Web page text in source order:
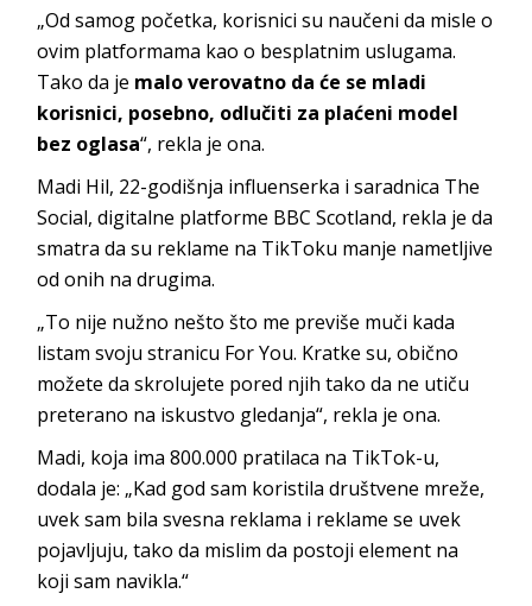
„Od samog početka, korisnici su naučeni da misle o
ovim platformama kao o besplatnim uslugama.
Tako da je malo verovatno da će se mladi
korisnici, posebno, odlučiti za plaćeni model
bez oglasa“, rekla je ona.
Madi Hil, 22-godišnja influenserka i saradnica The
Social, digitalne platforme BBC Scotland, rekla je da
smatra da su reklame na TikToku manje nametljive
od onih na drugima.
„To nije nužno nešto što me previše muči kada
listam svoju stranicu For You. Kratke su, obično
možete da skrolujete pored njih tako da ne utiču
preterano na iskustvo gledanja“, rekla je ona.
Madi, koja ima 800.000 pratilaca na TikTok-u,
dodala je: „Kad god sam koristila društvene mreže,
uvek sam bila svesna reklama i reklame se uvek
pojavljuju, tako da mislim da postoji element na
koji sam navikla.“